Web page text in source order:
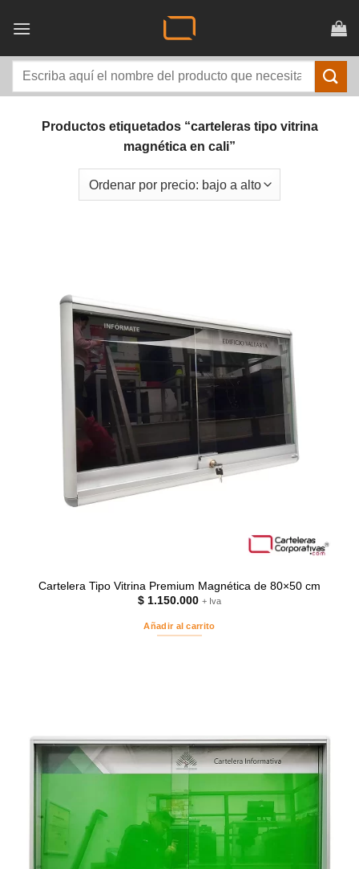
Buscar
Productos etiquetados “carteleras tipo vitrina
magnética en cali”
Cartelera Tipo Vitrina Premium Magnética de 80×50 cm
$ 1.150.000 + Iva
Añadir al carrito